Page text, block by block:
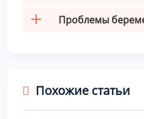
Проблемы
Похожие статьи